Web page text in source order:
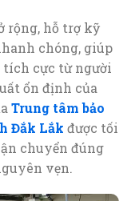
rộng, hỗ trợ kỹ
chóng, giúp
tích cực từ người
ổn định của
Trung tâm bảo
Đắk Lắk được tối
chuyển đúng
vẹn.